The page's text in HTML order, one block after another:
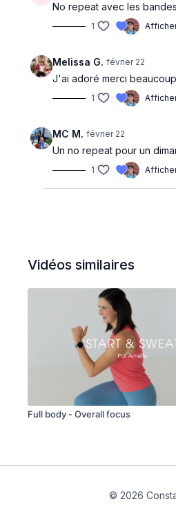
No repeat avec les
1
Melissa G. février 22
J'ai adoré merci
1
MC M. février 22
Un no repeat pour un
1
Vidéos similaires
Full body - Overall focus
© 2026